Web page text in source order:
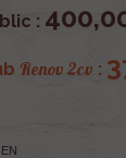
:
Renov 2cv :